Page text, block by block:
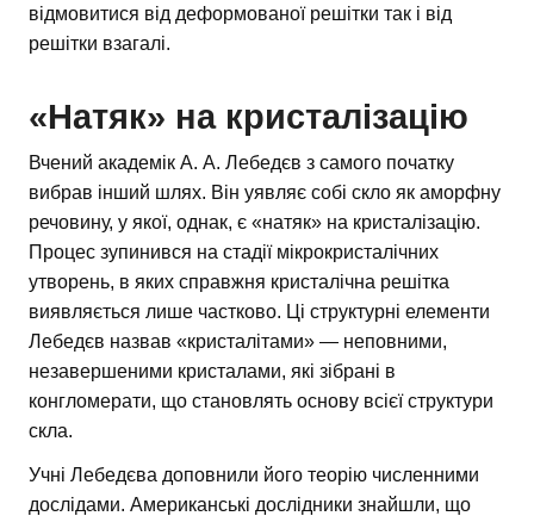
відмовитися від деформованої решітки так і від
решітки взагалі.
«Натяк» на кристалізацію
Вчений академік А. А. Лебедєв з самого початку
вибрав інший шлях. Він уявляє собі скло як аморфну
речовину, у якої, однак, є «натяк» на кристалізацію.
Процес зупинився на стадії мікрокристалічних
утворень, в яких справжня кристалічна решітка
виявляється лише частково. Ці структурні елементи
Лебедєв назвав «кристалітами» — неповними,
незавершеними кристалами, які зібрані в
конгломерати, що становлять основу всієї структури
скла.
Учні Лебедєва доповнили його теорію численними
дослідами. Американські дослідники знайшли, що